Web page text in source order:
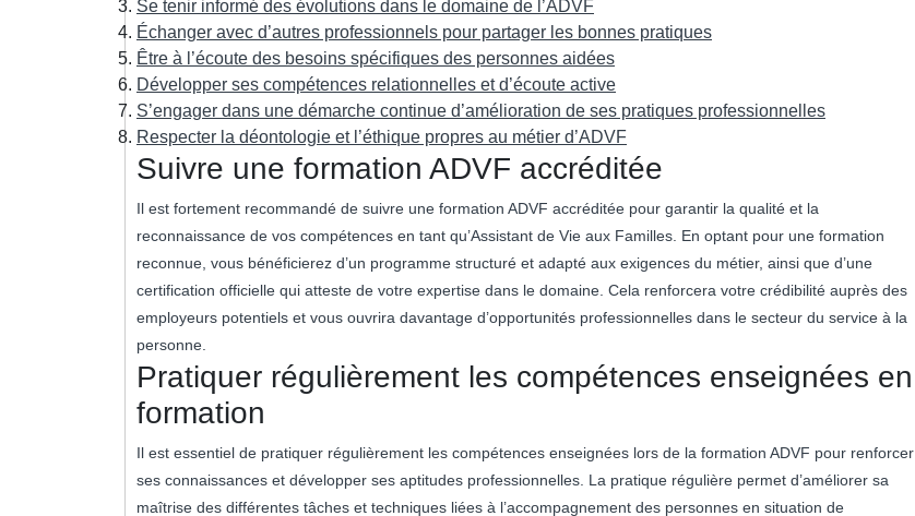
Se tenir informé des évolutions dans le domaine de l’ADVF
Échanger avec d’autres professionnels pour partager les bonnes pratiques
Être à l’écoute des besoins spécifiques des personnes aidées
Développer ses compétences relationnelles et d’écoute active
S’engager dans une démarche continue d’amélioration de ses pratiques professionnelles
Respecter la déontologie et l’éthique propres au métier d’ADVF
Suivre une formation ADVF accréditée
Il est fortement recommandé de suivre une formation ADVF accréditée pour garantir la qualité et la
reconnaissance de vos compétences en tant qu’Assistant de Vie aux Familles. En optant pour une formation
reconnue, vous bénéficierez d’un programme structuré et adapté aux exigences du métier, ainsi que d’une
certification officielle qui atteste de votre expertise dans le domaine. Cela renforcera votre crédibilité auprès des
employeurs potentiels et vous ouvrira davantage d’opportunités professionnelles dans le secteur du service à la
personne.
Pratiquer régulièrement les compétences enseignées en
formation
Il est essentiel de pratiquer régulièrement les compétences enseignées lors de la formation ADVF pour renforcer
ses connaissances et développer ses aptitudes professionnelles. La pratique régulière permet d’améliorer sa
maîtrise des différentes tâches et techniques liées à l’accompagnement des personnes en situation de